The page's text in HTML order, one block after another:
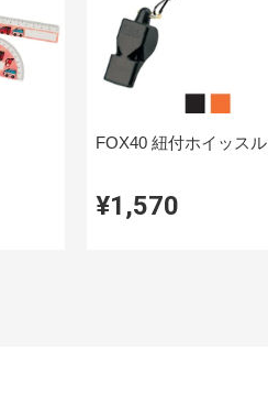
FOX40 紐付ホイッスル
¥1,570